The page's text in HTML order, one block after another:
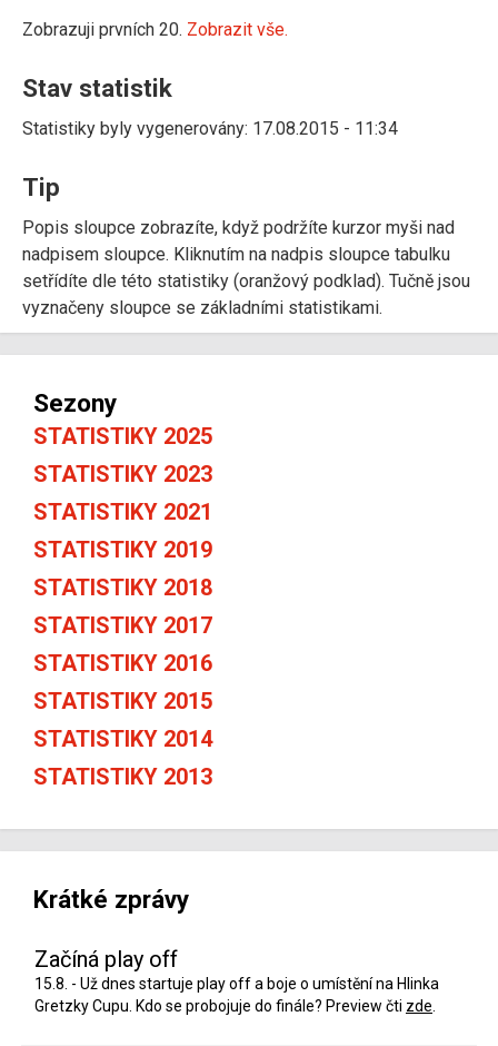
Zobrazuji prvních 20. Zobrazit vše.
Stav statistik
Statistiky byly vygenerovány: 17.08.2015 - 11:34
Tip
Popis sloupce zobrazíte, když podržíte kurzor myši nad
nadpisem sloupce. Kliknutím na nadpis sloupce tabulku
setřídíte dle této statistiky (oranžový podklad). Tučně jsou
vyznačeny sloupce se základními statistikami.
Sezony
STATISTIKY 2025
STATISTIKY 2023
STATISTIKY 2021
STATISTIKY 2019
STATISTIKY 2018
STATISTIKY 2017
STATISTIKY 2016
STATISTIKY 2015
STATISTIKY 2014
STATISTIKY 2013
Krátké zprávy
Začíná play off
15.8. - Už dnes startuje play off a boje o umístění na Hlinka
Gretzky Cupu. Kdo se probojuje do finále? Preview čti zde